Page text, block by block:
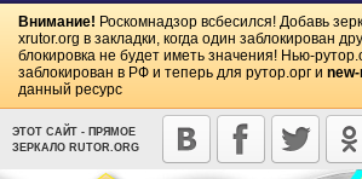
Внимание! Роскомнадзор всбесился! Добавь
xrutor.org в закладки, когда один заблокирован
блокировка не будет иметь значения! Нью-
заблокирован в РФ и теперь для рутор.орг и
данный ресурс
ЭТОТ САЙТ - ПРЯМОЕ
ЗЕРКАЛО RUTOR.ORG